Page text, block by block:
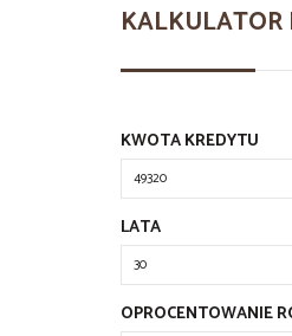
KALKULATOR
KWOTA KREDYTU
LATA
OPROCENTOWANIE